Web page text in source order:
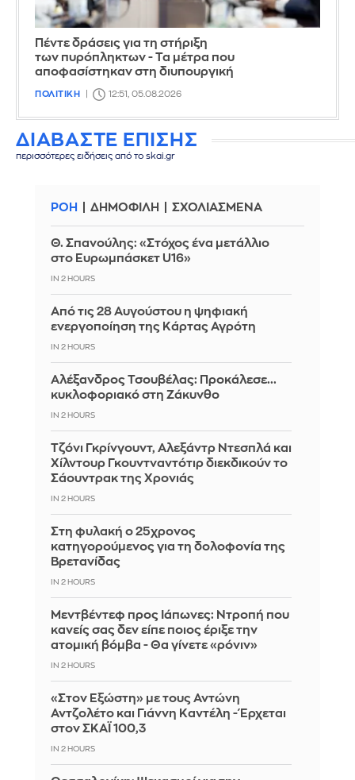
Πέντε δράσεις για τη στήριξη
των πυρόπληκτων - Τα μέτρα που
αποφασίστηκαν στη διυπουργική
ΠΟΛΙΤΙΚΗ 12:51, 05.08.2026
ΔΙΑΒΑΣΤΕ ΕΠΙΣΗΣ
περισσότερες ειδήσεις από το skai.gr
ΡΟΗ ΔΗΜΟΦΙΛΗ ΣΧΟΛΙΑΣΜΕΝΑ
Θ. Σπανούλης: «Στόχος ένα μετάλλιο
στο Ευρωμπάσκετ U16»
IN 2 HOURS
Από τις 28 Αυγούστου η ψηφιακή
ενεργοποίηση της Κάρτας Αγρότη
IN 2 HOURS
Αλέξανδρος Τσουβέλας: Προκάλεσε...
κυκλοφοριακό στη Ζάκυνθο
IN 2 HOURS
Τζόνι Γκρίνγουντ, Αλεξάντρ Ντεσπλά και
Χίλντουρ Γκουντναντότιρ διεκδικούν το
Σάουντρακ της Χρονιάς
IN 2 HOURS
Στη φυλακή ο 25χρονος
κατηγορούμενος για τη δολοφονία της
Βρετανίδας
IN 2 HOURS
Μεντβέντεφ προς Ιάπωνες: Ντροπή που
κανείς σας δεν είπε ποιος έριξε την
ατομική βόμβα - Θα γίνετε «ρόνιν»
IN 2 HOURS
«Στον Εξώστη» με τους Αντώνη
Αντζολέτο και Γιάννη Καντέλη - Έρχεται
στον ΣΚΑΪ 100,3
IN 2 HOURS